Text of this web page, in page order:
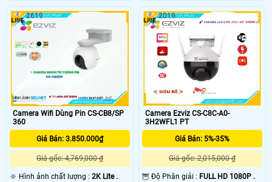
Camera Wifi Dùng Pin CS-CB8/SP
360
Giá Bán: 3.850.000₫
Giá gốc: 4,769,000 ₫
🔆 Hình ảnh chất lượng : 2K Lite .
2619
Camera Ezviz CS-C8C-A0-
3H2WFL1 PT
Giá Bán: 5%-35%
Giá gốc: 2,015,000 ₫
🦉 Độ Phân giải : FULL HD 1080P .
2019